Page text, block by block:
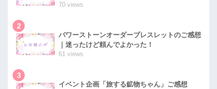
70 views
2
パワーストーンオーダーブレスレットのご感想
｜迷ったけど頼んでよかった！
61 views
3
イベント企画「旅する鉱物ちゃん」ご感想